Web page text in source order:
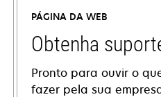
PÁGINA DA WEB
Obtenha
Pronto para ouvir o
fazer pela sua